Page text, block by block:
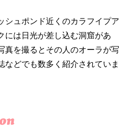
シュポンド近くのカラフイプア
には日光が差し込む洞窟があ
真を撮るとその人のオーラが写
などでも数多く紹介されていま